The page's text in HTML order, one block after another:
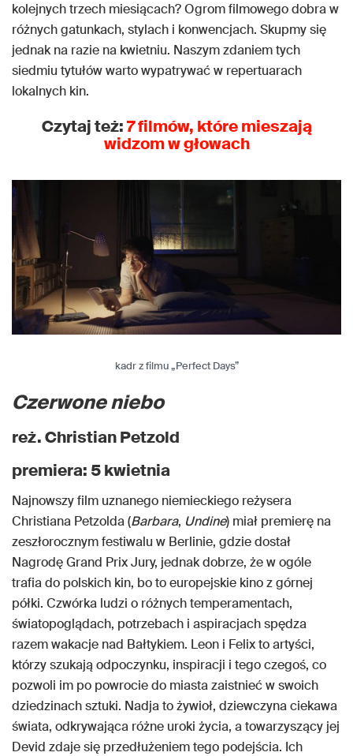
kolejnych trzech miesiącach? Ogrom filmowego dobra w
różnych gatunkach, stylach i konwencjach. Skupmy się
jednak na razie na kwietniu. Naszym zdaniem tych
siedmiu tytułów warto wypatrywać w repertuarach
lokalnych kin.
Czytaj też:7 filmów, które mieszają
widzom w głowach
kadr z filmu „Perfect Days”
Czerwone niebo
reż. Christian Petzold
premiera: 5 kwietnia
Najnowszy film uznanego niemieckiego reżysera
Christiana Petzolda (Barbara, Undine) miał premierę na
zeszłorocznym festiwalu w Berlinie, gdzie dostał
Nagrodę Grand Prix Jury, jednak dobrze, że w ogóle
trafia do polskich kin, bo to europejskie kino z górnej
półki. Czwórka ludzi o różnych temperamentach,
światopoglądach, potrzebach i aspiracjach spędza
razem wakacje nad Bałtykiem. Leon i Felix to artyści,
którzy szukają odpoczynku, inspiracji i tego czegoś, co
pozwoli im po powrocie do miasta zaistnieć w swoich
dziedzinach sztuki. Nadja to żywioł, dziewczyna ciekawa
świata, odkrywająca różne uroki życia, a towarzyszący jej
Devid zdaje się przedłużeniem tego podejścia. Ich